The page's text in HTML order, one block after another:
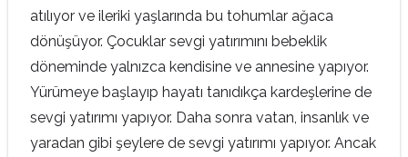
atılıyor ve ileriki yaşlarında bu tohumlar ağaca
dönüşüyor. Çocuklar sevgi yatırımını bebeklik
döneminde yalnızca kendisine ve annesine yapıyor.
Yürümeye başlayıp hayatı tanıdıkça kardeşlerine de
sevgi yatırımı yapıyor. Daha sonra vatan, insanlık ve
yaradan gibi şeylere de sevgi yatırımı yapıyor. Ancak